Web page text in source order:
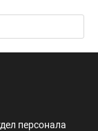
персонала